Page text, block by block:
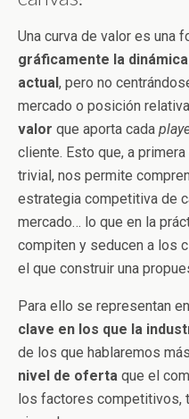
Una curva de valor es una
gráficamente la
actual, pero no
mercado o posición
valor que aporta cada
cliente. Esto que, a
trivial, nos permite
estrategia competitiva de
mercado… lo que en la
compiten y seducen a los
el que construir una
Para ello se representan
clave en los que la
de los que hablaremos
nivel de oferta que el
los factores competitivos,